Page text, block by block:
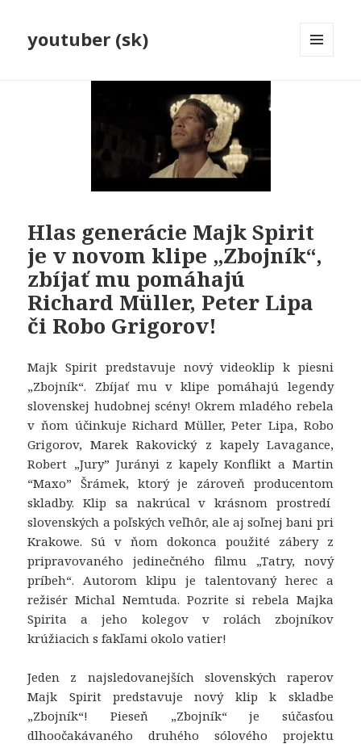
youtuber (sk)
Hlas generácie Majk Spirit
je v novom klipe „Zbojník“,
zbíjať mu pomáhajú
Richard Müller, Peter Lipa
či Robo Grigorov!
Majk Spirit predstavuje nový videoklip k piesni
„Zbojník“. Zbíjať mu v klipe pomáhajú legendy
slovenskej hudobnej scény! Okrem mladého rebela
v ňom účinkuje Richard Müller, Peter Lipa, Robo
Grigorov, Marek Rakovický z kapely Lavagance,
Robert „Jury” Jurányi z kapely Konflikt a Martin
“Maxo” Šrámek, ktorý je zároveň producentom
skladby. Klip sa nakrúcal v krásnom prostredí
slovenských a poľských veľhôr, ale aj soľnej bani pri
Krakowe. Sú v ňom dokonca použité zábery z
pripravovaného jedinečného filmu „Tatry, nový
príbeh“. Autorom klipu je talentovaný herec a
režisér Michal Nemtuda. Pozrite si rebela Majka
Spirita a jeho kolegov v rolách zbojníkov
krúžiacich s fakľami okolo vatier!
Jeden z najsledovanejších slovenských raperov
Majk Spirit predstavuje nový klip k skladbe
„Zbojník“! Pieseň „Zbojník“ je súčasťou
dlhoočakávaného druhého sólového projektu
Nevyhnutné
cookie nie sú
voliteľné. Sú
potrebné pre
fungovanie
webovej
Štatistiky
Aby sme
mohli
zlepšiť
funkčnosť
webovej
stránky na
základe
spôsobu